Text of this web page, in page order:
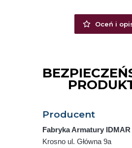
Oceń i
Producent
Fabryka Armatury IDMAR
Krosno ul. Główna 9a